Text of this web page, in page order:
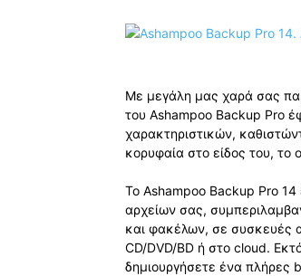
Με μεγάλη μας χαρά σας
του Ashampoo Backup Pro
χαρακτηριστικών,
κορυφαία στο είδος του, το
Το Ashampoo Backup Pro 14
αρχείων σας,
και φακέλων, σε συσκευές
CD/DVD/BD ή στο cloud.
δημιουργήσετε ένα πλήρες